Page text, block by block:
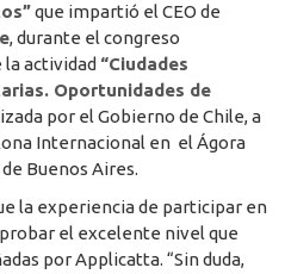
que impartió el CEO de
, durante el congreso
actividad “Ciudades
Oportunidades de
por el Gobierno de Chile, a
Internacional en el Ágora
Buenos Aires.
la experiencia de participar en
el excelente nivel que
por Applicatta. “Sin duda,